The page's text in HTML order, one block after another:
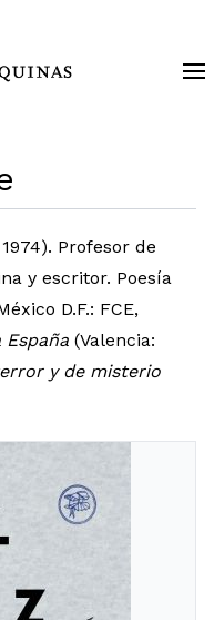
Profesor de
y escritor. Poesía
D.F.: FCE,
España (Valencia:
y de misterio